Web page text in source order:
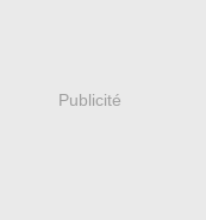
Publicité